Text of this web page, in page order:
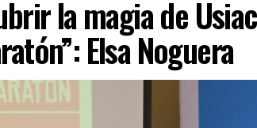
la magia de
Elsa Noguera